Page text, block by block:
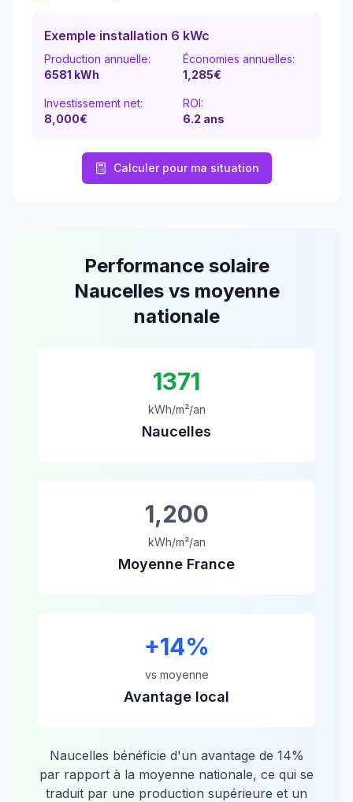
Exemple installation 6 kWc
Production annuelle:
6581 kWh
Économies annuelles:
1,285€
Investissement net:
8,000€
ROI:
6.2 ans
Calculer pour ma situation
Performance solaire
Naucellesvs moyenne
nationale
1371
kWh/m²/an
Naucelles
1,200
kWh/m²/an
Moyenne France
+14%
vs moyenne
Avantage local
Naucelles bénéficie d'un avantage de 14%
par rapport à la moyenne nationale, ce qui se
traduit par une production supérieure et un